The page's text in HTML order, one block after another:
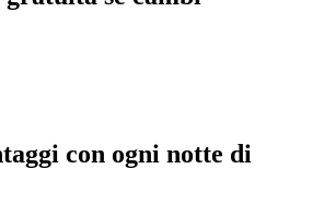
con ogni notte di